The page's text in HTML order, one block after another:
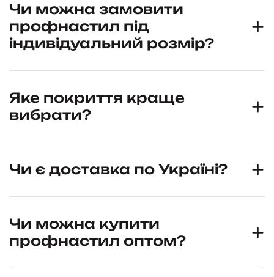
Чи можна замовити
профнастил під
індивідуальний розмір?
Яке покриття краще
вибрати?
Чи є доставка по Україні?
Чи можна купити
профнастил оптом?